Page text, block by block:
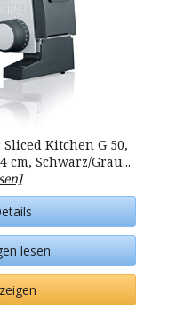
Kitchen G 50,
cm, Schwarz/Grau...
lesen